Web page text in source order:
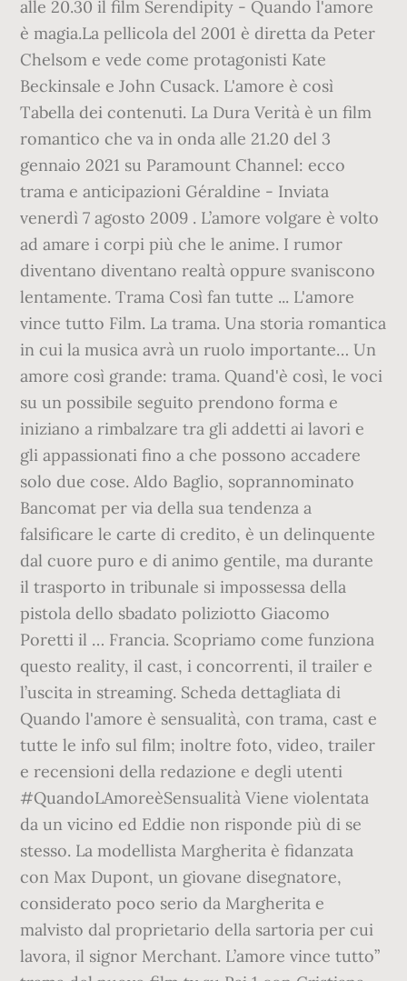
alle 20.30 il film Serendipity - Quando l'amore
è magia.La pellicola del 2001 è diretta da Peter
Chelsom e vede come protagonisti Kate
Beckinsale e John Cusack. L'amore è così
Tabella dei contenuti. La Dura Verità è un film
romantico che va in onda alle 21.20 del 3
gennaio 2021 su Paramount Channel: ecco
trama e anticipazioni Géraldine - Inviata
venerdì 7 agosto 2009 . L’amore volgare è volto
ad amare i corpi più che le anime. I rumor
diventano diventano realtà oppure svaniscono
lentamente. Trama Così fan tutte ... L'amore
vince tutto Film. La trama. Una storia romantica
in cui la musica avrà un ruolo importante… Un
amore così grande: trama. Quand'è così, le voci
su un possibile seguito prendono forma e
iniziano a rimbalzare tra gli addetti ai lavori e
gli appassionati fino a che possono accadere
solo due cose. Aldo Baglio, soprannominato
Bancomat per via della sua tendenza a
falsificare le carte di credito, è un delinquente
dal cuore puro e di animo gentile, ma durante
il trasporto in tribunale si impossessa della
pistola dello sbadato poliziotto Giacomo
Poretti il … Francia. Scopriamo come funziona
questo reality, il cast, i concorrenti, il trailer e
l’uscita in streaming. Scheda dettagliata di
Quando l'amore è sensualità, con trama, cast e
tutte le info sul film; inoltre foto, video, trailer
e recensioni della redazione e degli utenti
#QuandoLAmoreèSensualità Viene violentata
da un vicino ed Eddie non risponde più di se
stesso. La modellista Margherita è fidanzata
con Max Dupont, un giovane disegnatore,
considerato poco serio da Margherita e
malvisto dal proprietario della sartoria per cui
lavora, il signor Merchant. L’amore vince tutto”